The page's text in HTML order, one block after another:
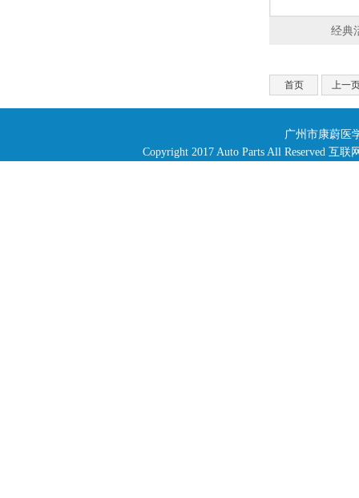
经典
首页 上一
广州市康蔚医
Copyright 2017 Auto Parts All Reserved 互